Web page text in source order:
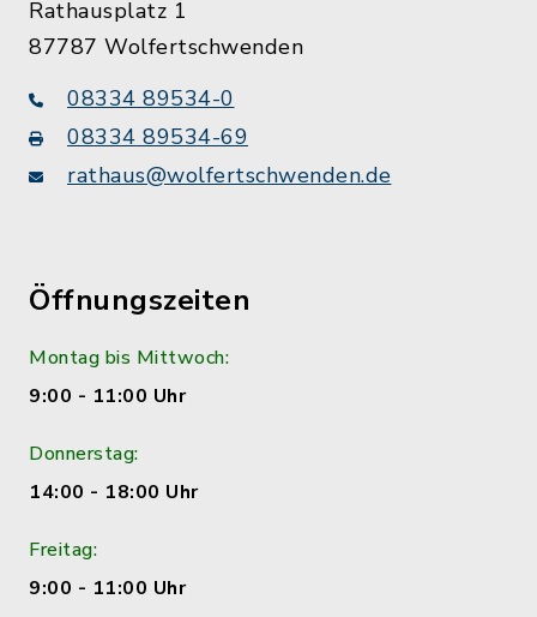
Rathausplatz 1
87787 Wolfertschwenden
08334 89534-0
08334 89534-69
rathaus@wolfertschwenden.de
Öffnungszeiten
Montag bis Mittwoch:
9:00 - 11:00 Uhr
Donnerstag:
14:00 - 18:00 Uhr
Freitag:
9:00 - 11:00 Uhr